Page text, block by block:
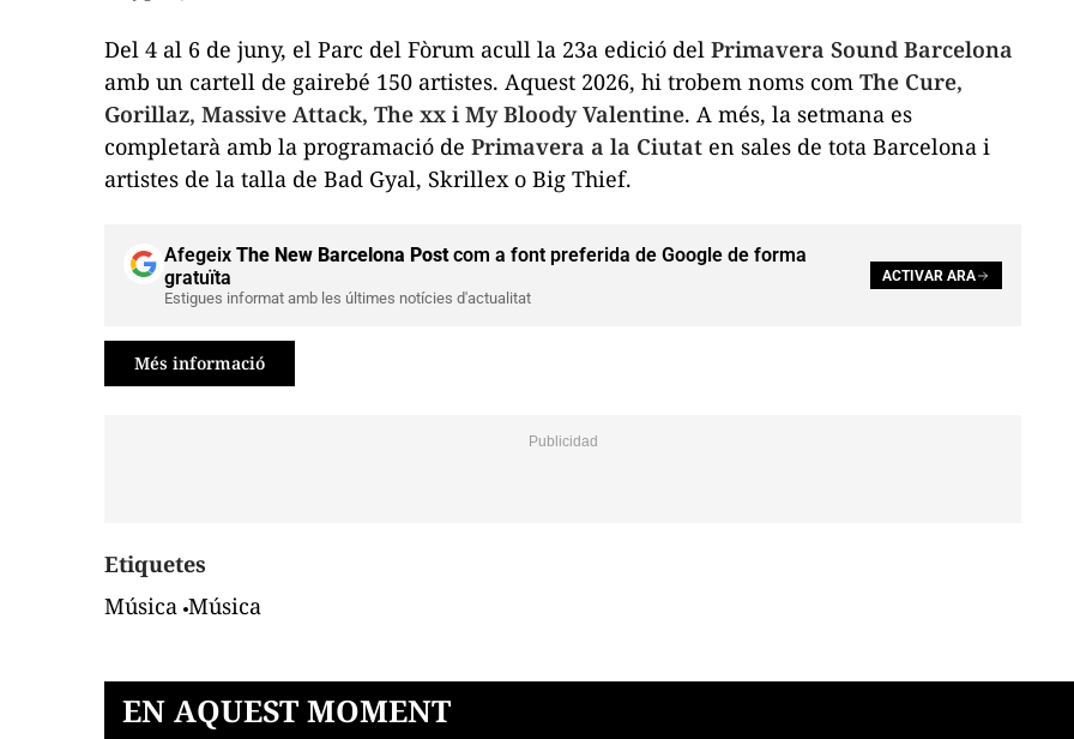
Del 4 al 6 de juny, el Parc del Fòrum acull la 23a edició del Primavera Sound Barcelona
amb un cartell de gairebé 150 artistes. Aquest 2026, hi trobem noms com The Cure,
Gorillaz, Massive Attack, The xx i My Bloody Valentine. A més, la setmana es
completarà amb la programació de Primavera a la Ciutat en sales de tota Barcelona i
artistes de la talla de Bad Gyal, Skrillex o Big Thief.
Afegeix The New Barcelona Postcom a font preferida de Google de forma
gratuïta
Estigues informat amb les últimes notícies d'actualitat
ACTIVAR ARA
Més informació
Etiquetes
Música Música
EN AQUEST MOMENT